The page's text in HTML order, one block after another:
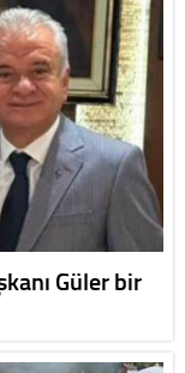
Güler bir